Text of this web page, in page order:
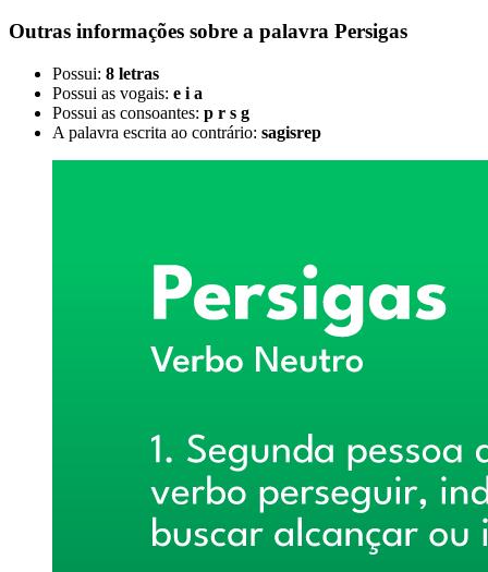
Outras informações sobre a palavra Persigas
Possui: 8 letras
Possui as vogais: e i a
Possui as consoantes: p r s g
A palavra escrita ao contrário: sagisrep